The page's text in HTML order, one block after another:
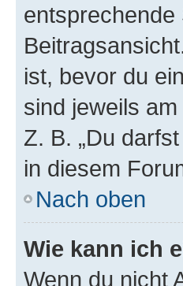
ist, bevor du
sind jeweils
Z. B. „Du
in diesem
Nach oben
Wie kann ich
Wenn du nicht